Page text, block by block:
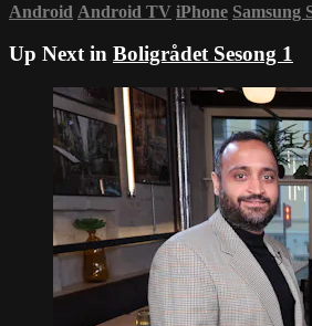
Android Android TV iPhone Samsung
Up Next in Boligrådet Sesong 1